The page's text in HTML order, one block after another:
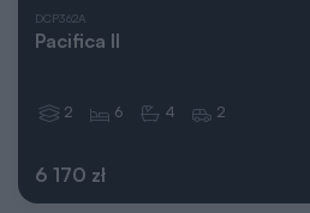
DCP362A
Pacifica II
6 170 zł
2 6 4 2